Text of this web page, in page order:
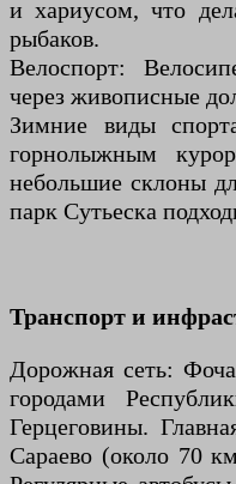
и хариусом, что
рыбаков.
Велоспорт:
через живописные
Зимние виды
горнолыжным
небольшие склоны
парк Сутьеска
Транспорт и
Дорожная сеть:
городами
Герцеговины.
Сараево (около 70